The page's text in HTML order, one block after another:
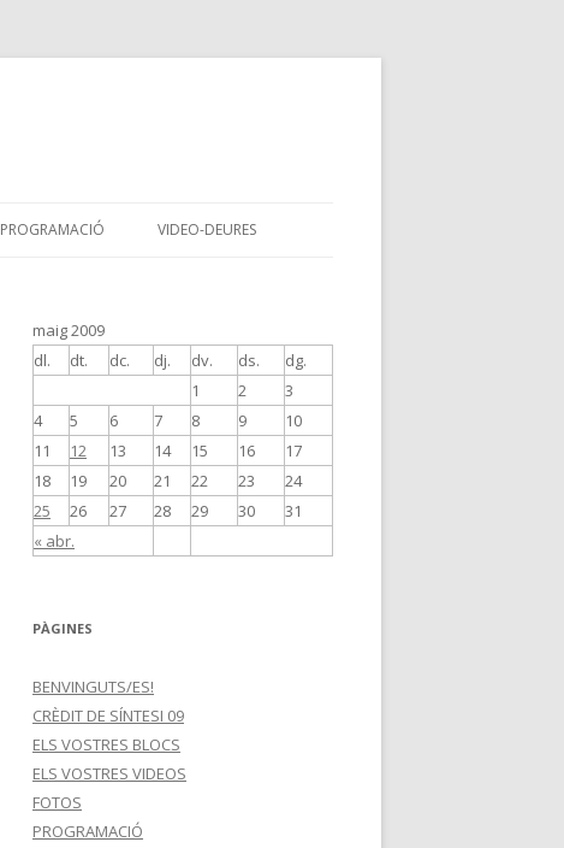
PROGRAMACIÓ VIDEO-DEURES
maig 2009
dl.
dt. dc. dj. dv. ds. dg.
« abr.
1 2
3
4
5 6 7 8 9
10
11
12 13 14 15 16
17
18
19 20 21 22 23
24
25
26 27 28 29 30 31
PÀGINES
BENVINGUTS/ES!
CRÈDIT DE SÍNTESI 09
ELS VOSTRES BLOCS
ELS VOSTRES VIDEOS
FOTOS
PROGRAMACIÓ